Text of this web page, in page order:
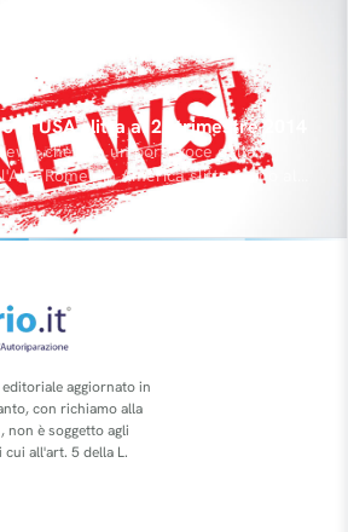
in USA slitta al 2° trimestre 2014
che cita un portavoce della
Romeo in America slitterà fino al
anno. Lo scorso gennaio
di Fiat, Sergio Marchionne, aveva
del Biscione in USA con la supercar
aggiornato in
con richiamo alla
non è soggetto agli
all'art. 5 della L.